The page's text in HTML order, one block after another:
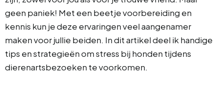
geen paniek! Met een beetje voorbereiding en
kennis kun je deze ervaringen veel aangenamer
maken voor jullie beiden. In dit artikel deel ik handige
tips en strategieën om stress bij honden tijdens
dierenartsbezoeken te voorkomen.